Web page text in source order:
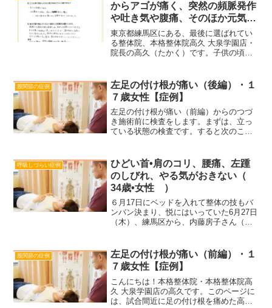
からアゴが痛く、突然の頻脈発作
や吐き気や腹痛、そのほか元気に
なれない、などで悩んでいたが病
院では原因不明を診断された。
（33歳・女性）
東京都練馬区にある、最後に選ばれてい
る整体院、本格整体院高久 大泉学園店・
院長の高久（たかく）です。子供の頃か
込んでいる症状で、病院では原因不明と
診断された方からのクチ...
股関節の症例
左足の付け根が痛い（後編）・１
７歳女性【症例】
左足の付け根が痛い（前編）からのつづ
き施術前に検査をします。まずは、立っ
ている状態の検査です。すると次のこと
ある次にうつぶせになっていただいて、
左右の膝を同時に曲げます...
呼吸しづらい症例
ひどい首•肩のコリ、腰痛、左踵
のしびれ、やる気がおきない（
34歳•女性 ）
６月17日にベッドを入れて整体の技もバ
ンバン決まり、悦にはいっていた6月27日
（木）、練馬区から、内藤房子さん（
すが、首と肩にコリがあり、おまけに腰
が痛く、左か...
股関節の症例
左足の付け根が痛い（前編）・１
７歳女性【症例】
こんにちは！本格整体院・本格整体院高
久 大泉学園店の高久です。このページに
は、試合間近に足の付け根を痛めた高校